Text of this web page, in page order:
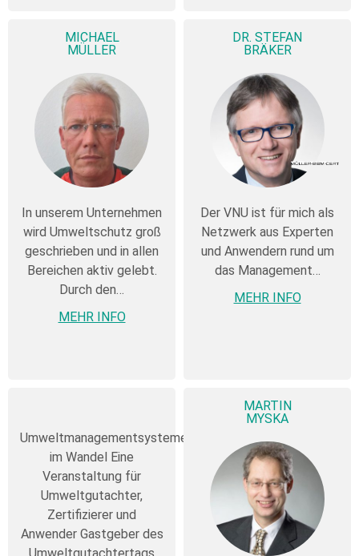
MICHAEL
MÜLLER
In unserem Unternehmen
wird Umweltschutz groß
geschrieben und in allen
Bereichen aktiv gelebt.
Durch den…
MEHR INFO
DR. STEFAN
BRÄKER
Der VNU ist für mich als
Netzwerk aus Experten
und Anwendern rund um
das Management…
MEHR INFO
Umweltmanagementsysteme
im Wandel Eine
Veranstaltung für
Umweltgutachter,
Zertifizierer und
Anwender Gastgeber des
MARTIN
MYSKA